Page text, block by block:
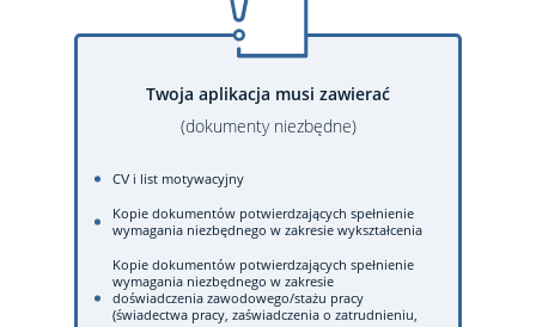
Twoja aplikacja musi zawierać
(dokumenty niezbędne)
CV i list motywacyjny
Kopie dokumentów potwierdzających spełnienie
wymagania niezbędnego w zakresie wykształcenia
Kopie dokumentów potwierdzających spełnienie
wymagania niezbędnego w zakresie
doświadczenia zawodowego/stażu pracy
(świadectwa pracy, zaświadczenia o zatrudnieniu,